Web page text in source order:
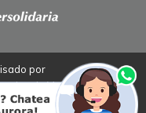
por
de Verdad.